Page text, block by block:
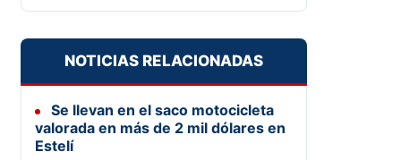
NOTICIAS RELACIONADAS
Se llevan en el saco motocicleta
valorada en más de 2 mil dólares en
Estelí